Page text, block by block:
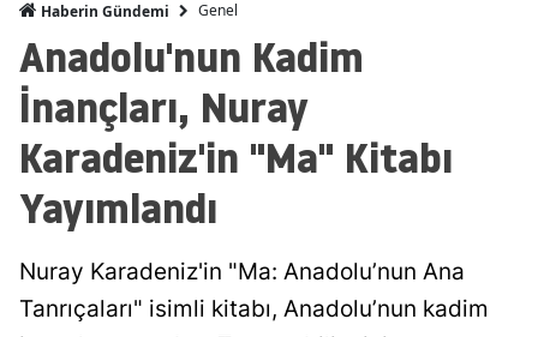
Haberin Gündemi Genel
Anadolu'nun Kadim
İnançları, Nuray
Karadeniz'in "Ma" Kitabı
Yayımlandı
Nuray Karadeniz'in "Ma: Anadolu’nun Ana
Tanrıçaları" isimli kitabı, Anadolu’nun kadim